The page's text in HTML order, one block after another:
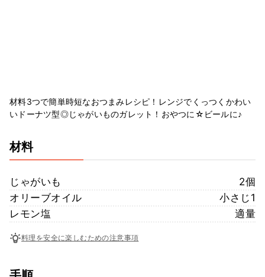
材料3つで簡単時短なおつまみレシピ！レンジでくっつくかわい
いドーナツ型◎じゃがいものガレット！おやつに☆ビールに♪
材料
じゃがいも
2個
オリーブオイル
小さじ1
レモン塩
適量
料理を安全に楽しむための注意事項